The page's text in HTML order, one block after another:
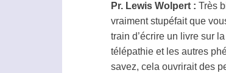
Pr. Lewis Wolpert : Très
vraiment stupéfait que
train d’écrire un livre sur
télépathie et les autres
savez, cela ouvrirait des